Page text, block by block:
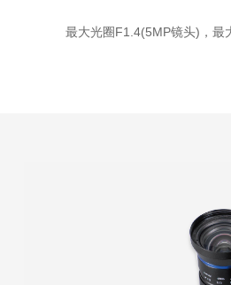
最大光圈F1.4(5MP镜头)， 最